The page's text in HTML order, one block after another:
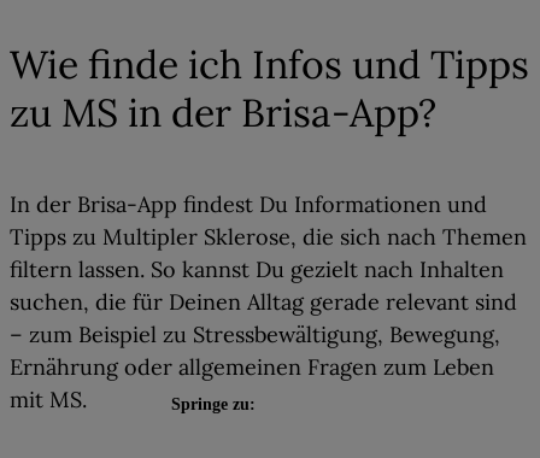
Springe zu:
Wie finde ich Infos und Tipps
zu MS in der Brisa-App?
In der Brisa-App findest Du Informationen und
Tipps zu Multipler Sklerose, die sich nach Themen
filtern lassen. So kannst Du gezielt nach Inhalten
suchen, die für Deinen Alltag gerade relevant sind
– zum Beispiel zu Stressbewältigung, Bewegung,
Ernährung oder allgemeinen Fragen zum Leben
mit MS.